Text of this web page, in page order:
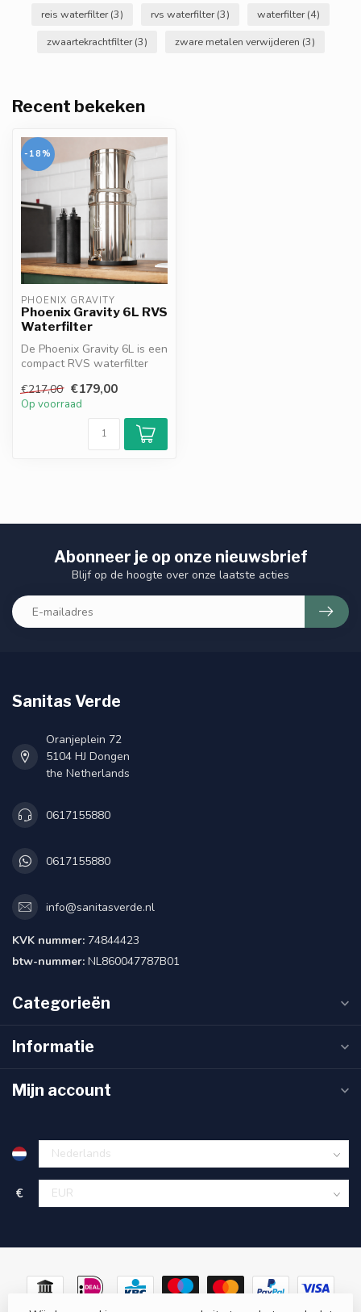
reis waterfilter(3) rvs waterfilter(3) waterfilter(4)
zwaartekrachtfilter(3) zware metalen verwijderen (3)
Recent bekeken
-18%
PHOENIX GRAVITY
Phoenix Gravity 6L RVS
Waterfilter
De Phoenix Gravity 6L is een
compact RVS waterfilter
aanslu...
€217,00 €179,00
Op voorraad
Abonneer je op onze nieuwsbrief
Blijf op de hoogte over onze laatste acties
Sanitas Verde
Oranjeplein 72
5104 HJ Dongen
the Netherlands
0617155880
0617155880
info@sanitasverde.nl
KVK nummer: 74844423
btw-nummer: NL860047787B01
Categorieën
Informatie
Mijn account
€